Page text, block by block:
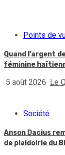
Points de
Quand l’argent
féminine
5 août 2026 Le
Société
Anson Dacius
de plaidoirie du